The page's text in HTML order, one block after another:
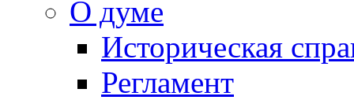
О думе
Историческая
Регламент